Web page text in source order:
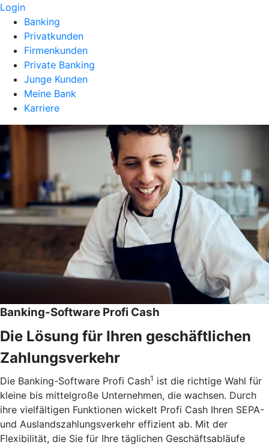
Login
Banking
Privatkunden
Firmenkunden
Private Banking
Junge Kunden
Meine Bank
Karriere
Banking-Software Profi Cash
Die Lösung für Ihren geschäftlichen
Zahlungsverkehr
Die Banking-Software Profi Cash1 ist die richtige Wahl für
kleine bis mittelgroße Unternehmen, die wachsen. Durch
ihre vielfältigen Funktionen wickelt Profi Cash Ihren SEPA-
und Auslandszahlungsverkehr effizient ab. Mit der
Flexibilität, die Sie für Ihre täglichen Geschäftsabläufe